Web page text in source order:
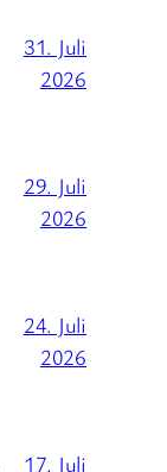
31. Juli
2026
29. Juli
2026
24. Juli
2026
17. Juli